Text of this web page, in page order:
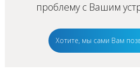
проблему с Вашим
Хотите, мы сами Вам